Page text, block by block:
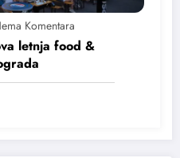
letnja food &